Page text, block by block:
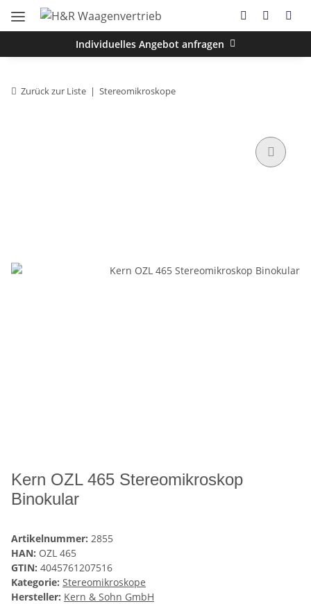
Individuelles Angebot anfragen
Zurück zur Liste Stereomikroskope
Kern OZL 465 Stereomikroskop
Binokular
Artikelnummer: 2855
HAN: OZL 465
GTIN: 4045761207516
Kategorie: Stereomikroskope
Hersteller: Kern & Sohn GmbH